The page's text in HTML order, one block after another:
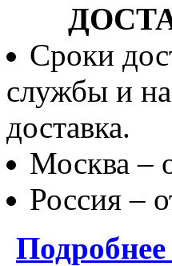
Сроки
службы и
доставка.
Москва –
Россия –